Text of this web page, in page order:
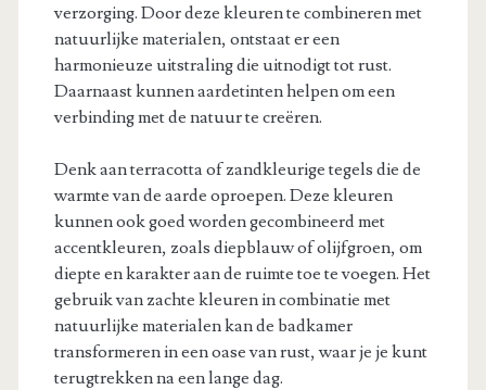
verzorging. Door deze kleuren te combineren met
natuurlijke materialen, ontstaat er een
harmonieuze uitstraling die uitnodigt tot rust.
Daarnaast kunnen aardetinten helpen om een
verbinding met de natuur te creëren.
Denk aan terracotta of zandkleurige tegels die de
warmte van de aarde oproepen. Deze kleuren
kunnen ook goed worden gecombineerd met
accentkleuren, zoals diepblauw of olijfgroen, om
diepte en karakter aan de ruimte toe te voegen. Het
gebruik van zachte kleuren in combinatie met
natuurlijke materialen kan de badkamer
transformeren in een oase van rust, waar je je kunt
terugtrekken na een lange dag.